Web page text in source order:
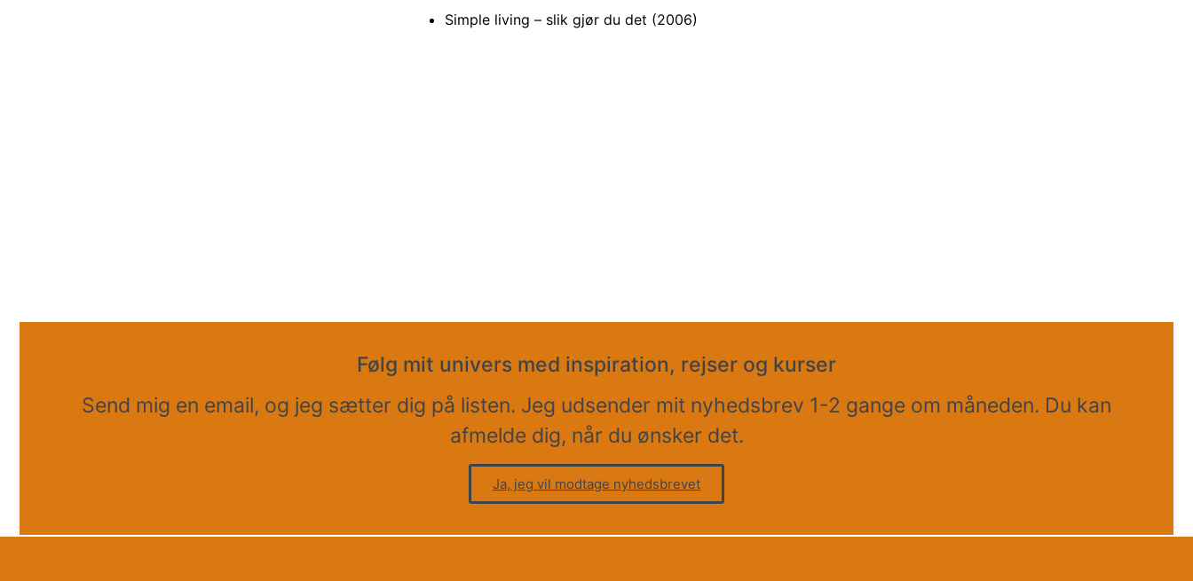
Simple living – slik gjør du det (2006)
Følg mit univers med inspiration, rejser og kurser
Send mig en email, og jeg sætter dig på listen. Jeg udsender mit nyhedsbrev 1-2 gange om måneden. Du kan
afmelde dig, når du ønsker det.
Ja, jeg vil modtage nyhedsbrevet